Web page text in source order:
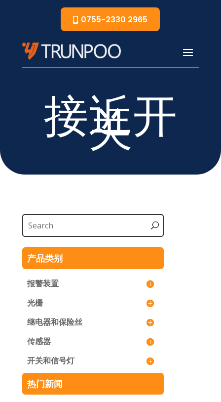
0755-2330 2965
接近开
关
产品类别
报警装置
光栅
继电器和保险丝
传感器
开关和信号灯
热门新闻